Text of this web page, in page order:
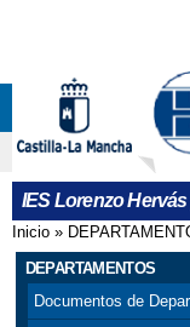
IES Lorenzo
Se
Inicio »
DEPARTAMENTOS
Documentos de